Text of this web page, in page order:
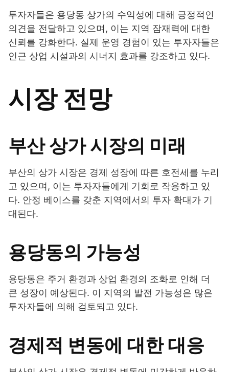
투자자들은 용당동 상가의 수익성에 대해 긍정적인
의견을 전달하고 있으며, 이는 지역 잠재력에 대한
신뢰를 강화한다. 실제 운영 경험이 있는 투자자들은
인근 상업 시설과의 시너지 효과를 강조하고 있다.
시장 전망
부산 상가 시장의 미래
부산의 상가 시장은 경제 성장에 따른 호전세를 누리
고 있으며, 이는 투자자들에게 기회로 작용하고 있
다. 안정 베이스를 갖춘 지역에서의 투자 확대가 기
대된다.
용당동의 가능성
용당동은 주거 환경과 상업 환경의 조화로 인해 더
큰 성장이 예상된다. 이 지역의 발전 가능성은 많은
투자자들에 의해 검토되고 있다.
경제적 변동에 대한 대응